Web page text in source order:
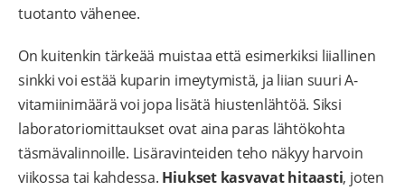
tuotanto vähenee.
On kuitenkin tärkeää muistaa että esimerkiksi liiallinen
sinkki voi estää kuparin imeytymistä, ja liian suuri A-
vitamiinimäärä voi jopa lisätä hiustenlähtöä. Siksi
laboratoriomittaukset ovat aina paras lähtökohta
täsmävalinnoille. Lisäravinteiden teho näkyy harvoin
viikossa tai kahdessa. Hiukset kasvavat hitaasti, joten